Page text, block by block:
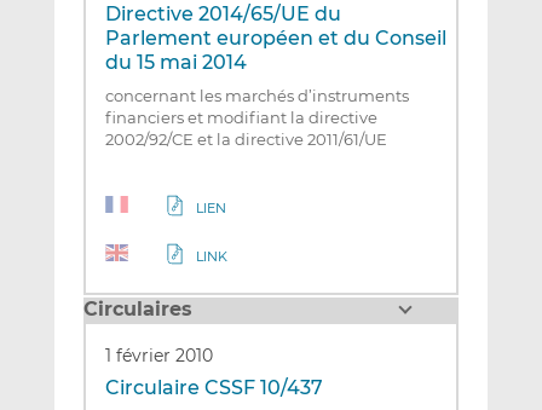
Directive 2014/65/UE du
Parlement européen et du Conseil
du 15 mai 2014
concernant les marchés d’instruments
financiers et modifiant la directive
2002/92/CE et la directive 2011/61/UE
LIEN
LINK
Circulaires
1 février 2010
Circulaire CSSF 10/437